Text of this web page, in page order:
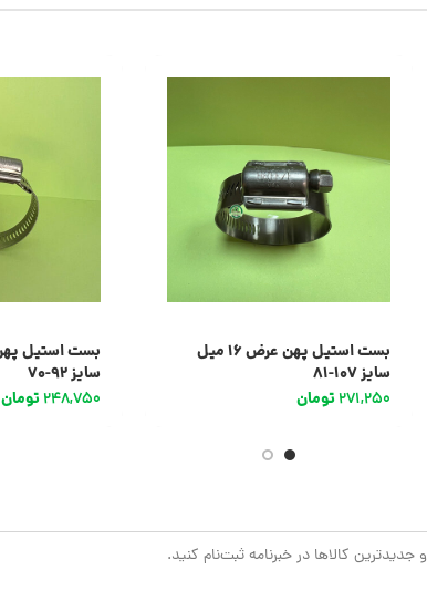
بست استیل پهن عرض 16 میل
سایز 107-81
271,250تومان
سایز 92-70
248,750تومان
کالاها در خبرنامه ثبت‌نام کنید.